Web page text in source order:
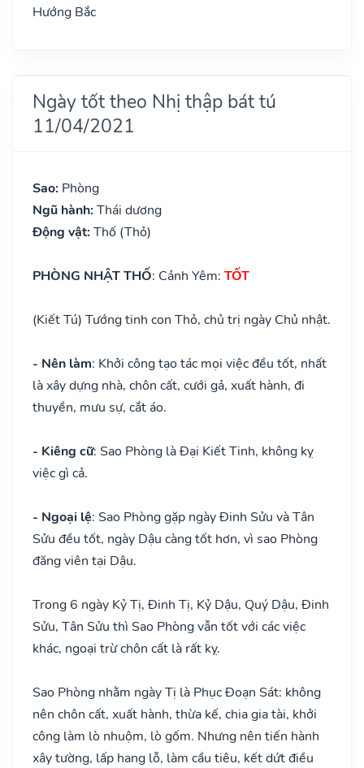
Hướng Bắc
Ngày tốt theo Nhị thập bát tú
11/04/2021
Sao: Phòng
Ngũ hành: Thái dương
Động vật: Thố (Thỏ)
PHÒNG NHẬT THỐ: Cảnh Yêm: TỐT
(Kiết Tú) Tướng tinh con Thỏ, chủ trị ngày Chủ nhật.
- Nên làm: Khởi công tạo tác mọi việc đều tốt, nhất
là xây dựng nhà, chôn cất, cưới gả, xuất hành, đi
thuyền, mưu sự, cắt áo.
- Kiêng cữ: Sao Phòng là Đại Kiết Tinh, không kỵ
việc gì cả.
- Ngoại lệ: Sao Phòng gặp ngày Đinh Sửu và Tân
Sửu đều tốt, ngày Dậu càng tốt hơn, vì sao Phòng
đăng viên tại Dậu.
Trong 6 ngày Kỷ Tị, Đinh Tị, Kỷ Dậu, Quý Dậu, Đinh
Sửu, Tân Sửu thì Sao Phòng vẫn tốt với các việc
khác, ngoại trừ chôn cất là rất kỵ.
Sao Phòng nhằm ngày Tị là Phục Đoạn Sát: không
nên chôn cất, xuất hành, thừa kế, chia gia tài, khởi
công làm lò nhuộm, lò gốm. Nhưng nên tiến hành
xây tường, lấp hang lỗ, làm cầu tiêu, kết dứt điều